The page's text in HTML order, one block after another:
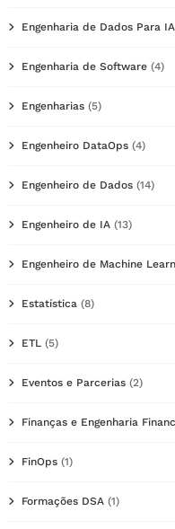
Engenharia de Dados Para IA
Engenharia de Software (4)
Engenharias (5)
Engenheiro DataOps (4)
Engenheiro de Dados (14)
Engenheiro de IA (13)
Engenheiro de Machine
Estatística (8)
ETL (5)
Eventos e Parcerias (2)
Finanças e Engenharia
FinOps (1)
Formações DSA (1)